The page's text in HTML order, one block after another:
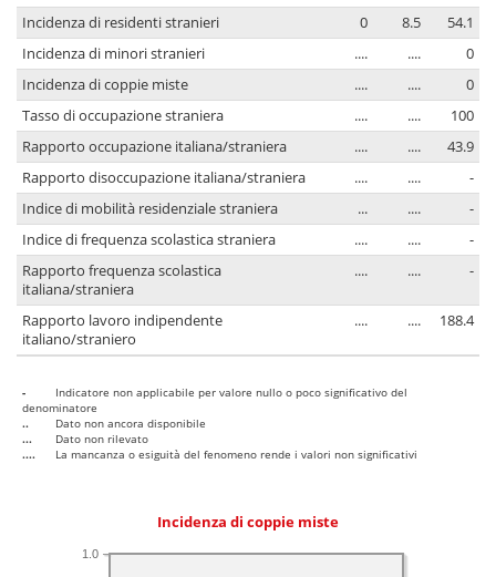
Incidenza di residenti stranieri 0 8.5
54.1
Incidenza di minori stranieri
.... ....
0
Incidenza di coppie miste
.... ....
0
Tasso di occupazione straniera
.... ....
100
Rapporto occupazione italiana/straniera
.... ....
43.9
Rapporto disoccupazione italiana/straniera
.... ....
-
Indice di mobilità residenziale straniera
... ....
-
Indice di frequenza scolastica straniera
.... ....
-
Rapporto frequenza scolastica
italiana/straniera
.... .... -
Rapporto lavoro indipendente
italiano/straniero
.... .... 188.4
-
Indicatore non applicabile per valore nullo o poco significativo del
denominatore
..
Dato non ancora disponibile
...
Dato non rilevato
....
La mancanza o esiguità del fenomeno rende i valori non significativi
Incidenza di coppie miste
1.0